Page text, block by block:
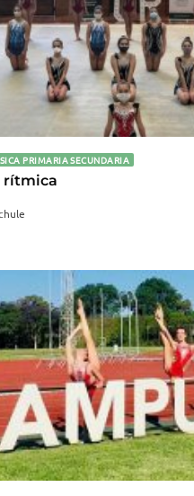
PRIMARIA SECUNDARIA
rítmica